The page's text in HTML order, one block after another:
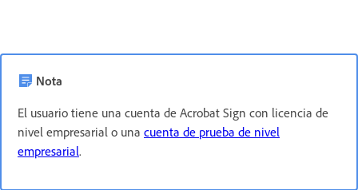
Nota
El usuario tiene una cuenta de Acrobat Sign con licencia de
nivel empresarial o una cuenta de prueba de nivel
empresarial.